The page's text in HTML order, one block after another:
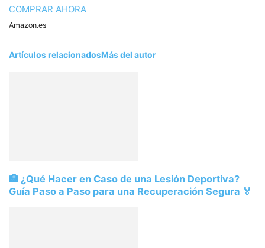
COMPRAR AHORA
Amazon.es
Artículos relacionadosMás del autor
🏥 ¿Qué Hacer en Caso de una Lesión Deportiva?
Guía Paso a Paso para una Recuperación Segura 🏅